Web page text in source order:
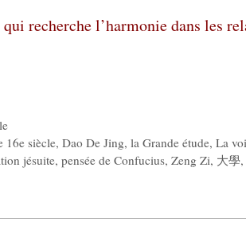
recherche l’harmonie dans les
16e siècle,Dao De Jing,la Grande étude,La
jésuite, pensée de Confucius, Zeng Zi, 大學,